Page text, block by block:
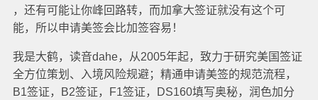
，还有可能让你峰回路转，而加拿大签证就没有这个可
能，所以申请美签会比加签容易！
我是大鹤，读音dahe，从2005年起，致力于研究美国签证
全方位策划、入境风险规避；精通申请美签的规范流程，
B1签证，B2签证，F1签证，DS160填写奥秘，润色加分